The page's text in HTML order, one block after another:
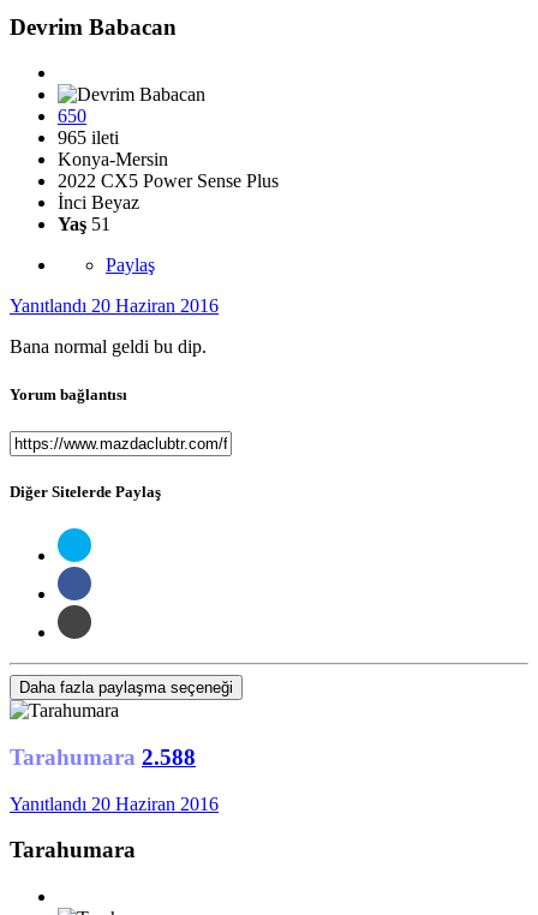
Devrim Babacan
650
965 ileti
Konya-Mersin
2022 CX5 Power Sense Plus
İnci Beyaz
Yaş 51
Paylaş
Yanıtlandı 20 Haziran 2016
Bana normal geldi bu dip.
Yorum bağlantısı
Diğer Sitelerde Paylaş
Daha fazla paylaşma seçeneği
Tarahumara 2.588
Yanıtlandı 20 Haziran 2016
Tarahumara